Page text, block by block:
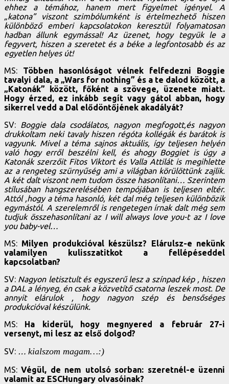
ehhez a témához, hanem mert figyelmet igényel. A
„katona” viszont szimbólumként is értelmezhető hiszen
különböző emberi kapcsolatokon keresztül folyamatosan
hadban állunk egymással! Az üzenet, hogy tegyük le a
fegyvert, hiszen a szeretet és a béke a legfontosabb és az
egyetlen helyes út!
MS: Többen hasonlóságot vélnek felfedezni Boggie
tavalyi dala, a „Wars for nothing” és a te dalod között, a
„Katonák” között, főként a szövege, üzenete miatt.
Hogy érzed, ez inkább segít vagy gátol abban, hogy
sikerrel vedd a Dal elődöntőjének akadályát?
SV: Boggie dala csodálatos, nagyon megfogott,és nagyon
drukkoltam neki tavaly hiszen régóta kollégák és barátok is
vagyunk. Mivel a téma sajnos aktuális, így teljesen helyén
való hogy erről beszélni kell, és ahogy Boggiet is úgy a
Katonák szerzőit Fitos Viktort és Valla Attilát is megihlette
az a rengeteg szürnyűség ami a világban körülöttünk zajlik.
A két dalt viszont nem tudom össze hasonlítani… Szerintem
stílusában hangszerelésében tempójában is teljesen eltér.
Attól ,hogy a téma hasonló, két dal még teljesen különbözik
egymástól. A szerelemről is rengetegen írnak dalt még sem
tudjuk összehasonlítani az I will always love you-t az I love
you baby-vel…
MS: Milyen produkcióval készülsz? Elárulsz-e nekünk
valamilyen kulisszatitkot a fellépéseddel
kapcsolatban?
SV: Nagyon letisztult és egyszerű lesz a színpad kép , hiszen
a DAL a lényeg, én csak a közvetítő csatorna leszek most. De
annyit elárulok , hogy nagyon szép és bensőséges
produkcióval készülünk.
MS: Ha kiderül, hogy megnyered a február 27-i
versenyt, mi lesz az első dolgod?
SV: … kialszom magam…:)
MS:Végül, de nem utolsó sorban: szeretnél-e üzenni
valamit az ESCHungary olvasóinak?